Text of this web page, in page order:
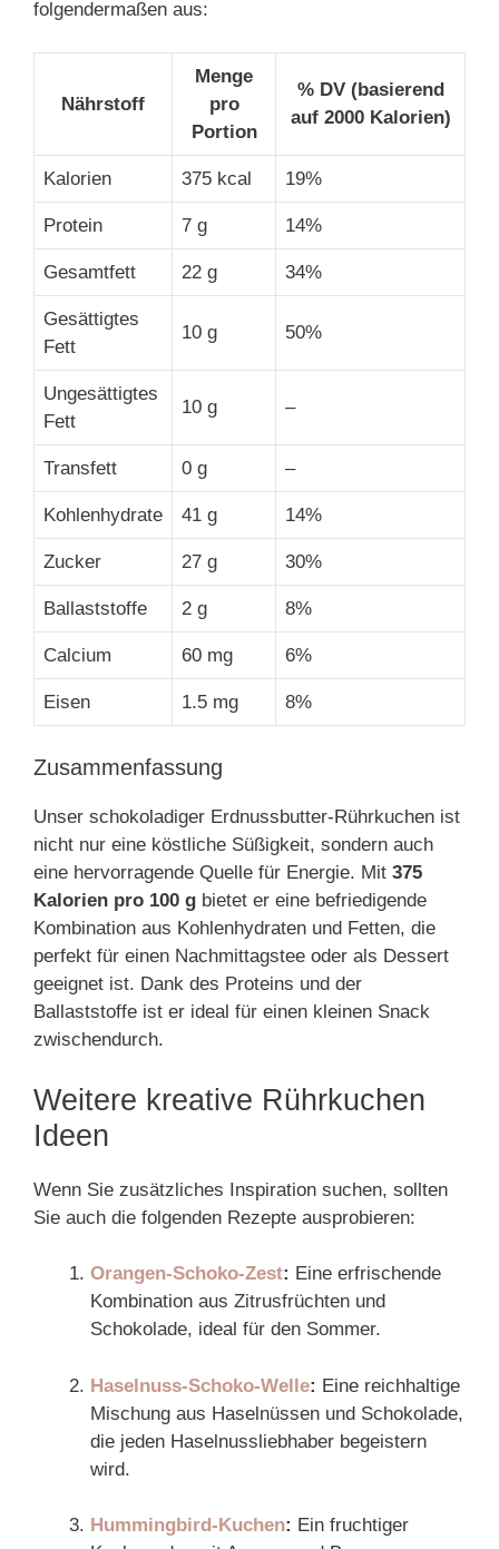
folgendermaßen aus:
Nährstoff
Menge
pro
Portion
% DV (basierend
auf 2000 Kalorien)
Kalorien 375 kcal 19%
Protein 7 g 14%
Gesamtfett 22 g 34%
Gesättigtes
Fett
10 g 50%
Ungesättigtes
Fett
10 g –
Transfett 0 g –
Kohlenhydrate 41 g 14%
Zucker 27 g 30%
Ballaststoffe 2 g 8%
Calcium 60 mg 6%
Eisen 1.5 mg 8%
Zusammenfassung
Unser schokoladiger Erdnussbutter-Rührkuchen ist
nicht nur eine köstliche Süßigkeit, sondern auch
eine hervorragende Quelle für Energie. Mit 375
Kalorien pro 100 g bietet er eine befriedigende
Kombination aus Kohlenhydraten und Fetten, die
perfekt für einen Nachmittagstee oder als Dessert
geeignet ist. Dank des Proteins und der
Ballaststoffe ist er ideal für einen kleinen Snack
zwischendurch.
Weitere kreative Rührkuchen
Ideen
Wenn Sie zusätzliches Inspiration suchen, sollten
Sie auch die folgenden Rezepte ausprobieren:
Orangen-Schoko-Zest: Eine erfrischende
Kombination aus Zitrusfrüchten und
Schokolade, ideal für den Sommer.
Haselnuss-Schoko-Welle: Eine reichhaltige
Mischung aus Haselnüssen und Schokolade,
die jeden Haselnussliebhaber begeistern
wird.
Hummingbird-Kuchen: Ein fruchtiger